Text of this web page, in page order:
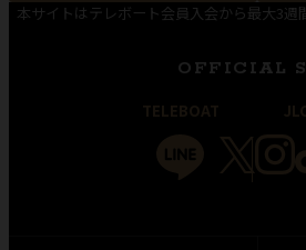
本サイトはテレボート会員入会から最大3週
OFFICIAL